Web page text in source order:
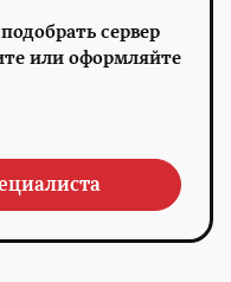
сервер
или оформляйте